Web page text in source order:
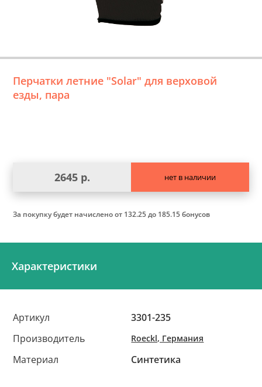
Перчатки летние "Solar" для верховой
езды, пара
2645 р. нет в наличии
За покупку будет начисленоот 132.25 до 185.15 бонусов
Характеристики
Артикул
3301-235
Производитель
Roeckl, Германия
Материал Синтетика